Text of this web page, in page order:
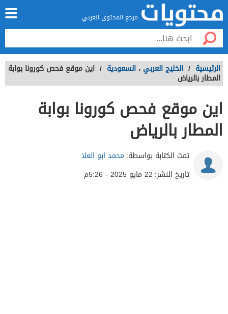
مرجع المحتوى العربي
الرئيسية / الخليج العربي ، السعودية / اين موقع فحص كورونا بوابة
المطار بالرياض
اين موقع فحص كورونا بوابة
المطار بالرياض
تمت الكتابة بواسطة: محمد ابو العلا
تاريخ النشر: 22 مايو 2025 - 5:26م